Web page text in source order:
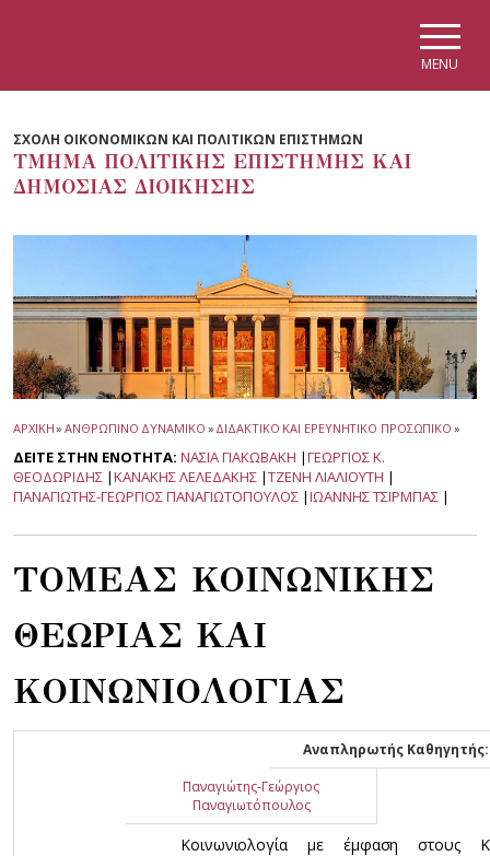
MENU
ΣΧΟΛΗ ΟΙΚΟΝΟΜΙΚΩΝ ΚΑΙ ΠΟΛΙΤΙΚΩΝ ΕΠΙΣΤΗΜΩΝ
ΤΜΗΜΑ ΠΟΛΙΤΙΚΗΣ ΕΠΙΣΤΗΜΗΣ ΚΑΙ
ΔΗΜΟΣΙΑΣ ΔΙΟΙΚΗΣΗΣ
ΑΡΧΙΚΗ» ΑΝΘΡΩΠΙΝΟ ΔΥΝΑΜΙΚΟ » ΔΙΔΑΚΤΙΚΟ ΚΑΙ ΕΡΕΥΝΗΤΙΚΟ ΠΡΟΣΩΠΙΚΟ »
ΔΕΙΤΕ ΣΤΗΝ ΕΝΟΤΗΤΑ: ΝΑΣΙΑ ΓΙΑΚΩΒΑΚΗ |ΓΕΩΡΓΙΟΣ Κ.
ΘΕΟΔΩΡΙΔΗΣ |ΚΑΝΑΚΗΣ ΛΕΛΕΔΑΚΗΣ |ΤΖΕΝΗ ΛΙΑΛΙΟΥΤΗ |
ΠΑΝΑΓΙΩΤΗΣ-ΓΕΩΡΓΙΟΣ ΠΑΝΑΓΙΩΤΟΠΟΥΛΟΣ |ΙΩΑΝΝΗΣ ΤΣΙΡΜΠΑΣ |
ΤΟΜΕΑΣ ΚΟΙΝΩΝΙΚΗΣ
ΘΕΩΡΙΑΣ ΚΑΙ
ΚΟΙΝΩΝΙΟΛΟΓΙΑΣ
Αναπληρωτής Καθηγητής:
Παναγιώτης-Γεώργιος
Παναγιωτόπουλος
Κοινωνιολογία με έμφαση στους